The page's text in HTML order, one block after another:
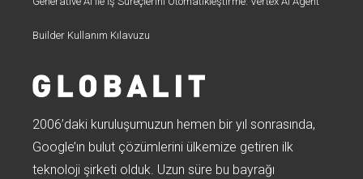
Builder Kullanım Kılavuzu
2006’daki kuruluşumuzun hemen bir yıl sonrasında,
Google’ın bulut çözümlerini ülkemize getiren ilk
teknoloji şirketi olduk. Uzun süre bu bayrağı